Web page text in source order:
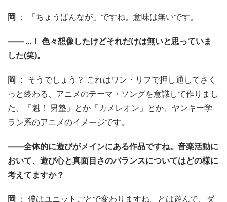
岡 ： 「ちょうばんなが」ですね。意味は無いです。
—— …！ 色々想像したけどそれだけは無いと思っていま
した(笑)。
岡 ： そうでしょう？ これはワン・リフで押し通してさく
っと終わる、アニメのテーマ・ソングを意識して作りまし
た。「魁！ 男塾」とか「カメレオン」とか、ヤンキー学
ラン系のアニメのイメージです。
——全体的に遊びがメインにある作品ですね。音楽活動に
おいて、遊び心と真面目さのバランスについてはどの様に
考えてますか？
岡 ： 僕はユニットごとで変わりますね。とは遊んで、ダ